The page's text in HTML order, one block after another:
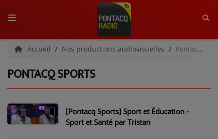
ACCUEIL
RADIO
L'ÉQUIPE
Accueil Nos productions audiovisuelles Pontacq Sports
PONTACQ SPORTS
[Pontacq Sports] Sport et Éducation -
Sport et Santé par Tristan